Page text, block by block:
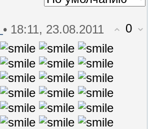
0
• 18:11, 23.08.2011